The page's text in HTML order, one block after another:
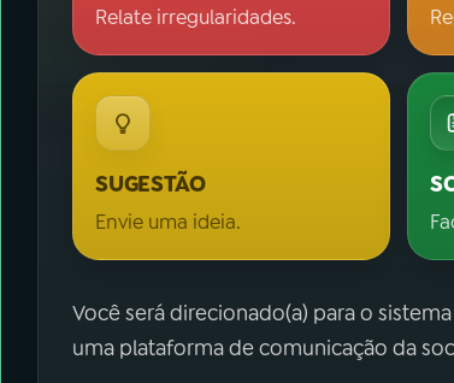
Relate irregularidades.
SUGESTÃO
Envie uma ideia.
Você será direcionado(a) para o
uma plataforma de comunicação da